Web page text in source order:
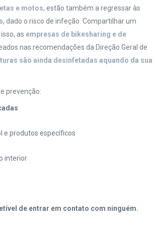
e motos, estão também a regressar às
, dado o risco de infeção. Compartilhar um
as empresas de bikesharing e de
nas recomendações da Direção Geral de
são ainda desinfetadas aquando da sua
prevenção:
e produtos específicos
interior
de entrar em contato com ninguém.